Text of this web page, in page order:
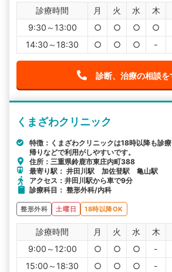
診療時間 月 火 水 木
9:30～13:00
○ ○ ○ ○
14:30～18:30
○ ○ ○ -
診断、治療の相談を
くまざわクリニック
特徴：くまざわクリニックは18時以降も診
帰りなどで利用がしやすいです。
住所：三重県鈴鹿市東庄内町388
最寄り駅： 井田川駅 加佐登駅 亀山駅
アクセス：井田川駅から車で9分
診療科目： 整形外科/内科
整形外科 土曜日 18時以降OK
診療時間 月 火 水 木
9:00～12:00
○ ○ ○ -
15:00～18:30
○ ○ ○ -